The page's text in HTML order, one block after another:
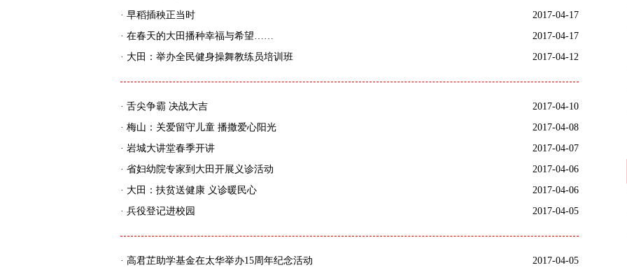
2017-04-17
· 早稻插秧正当时
2017-04-17
· 在春天的大田播种幸福与希望……
2017-04-12
· 大田：举办全民健身操舞教练员培训班
2017-04-10
· 舌尖争霸 决战大吉
2017-04-08
· 梅山：关爱留守儿童 播撒爱心阳光
2017-04-07
· 岩城大讲堂春季开讲
2017-04-06
· 省妇幼院专家到大田开展义诊活动
2017-04-06
· 大田：扶贫送健康 义诊暖民心
2017-04-05
· 兵役登记进校园
2017-04-05
· 高君芷助学基金在太华举办15周年纪念活动